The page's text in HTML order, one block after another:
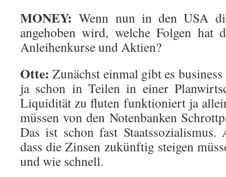
MONEY: Wenn nun in den USA
angehoben wird, welche Folgen hat
Anleihenkurse und Aktien?
Otte: Zunächst einmal gibt es
ja schon in Teilen in einer
Liquidität zu fluten funktioniert ja
müssen von den Notenbanken
Das ist schon fast
dass die Zinsen zukünftig steigen
und wie schnell.